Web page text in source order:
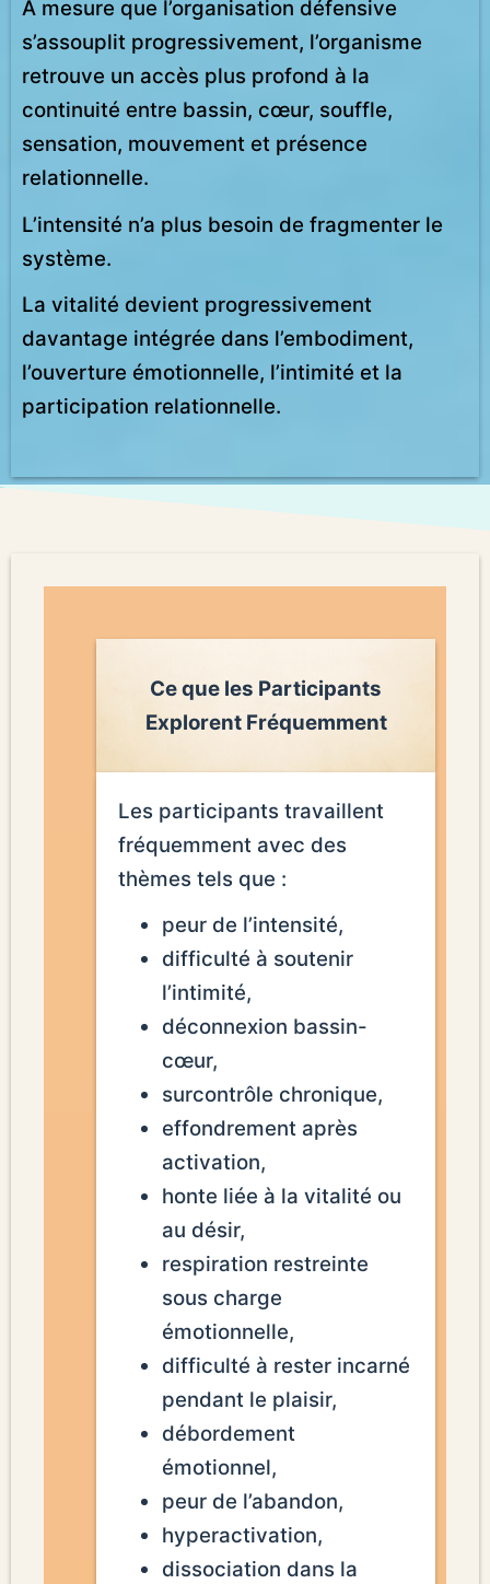
À mesure que l’organisation défensive
s’assouplit progressivement, l’organisme
retrouve un accès plus profond à la
continuité entre bassin, cœur, souffle,
sensation, mouvement et présence
relationnelle.
L’intensité n’a plus besoin de fragmenter le
système.
La vitalité devient progressivement
davantage intégrée dans l’embodiment,
l’ouverture émotionnelle, l’intimité et la
participation relationnelle.
Ce que les Participants
Explorent Fréquemment
Les participants travaillent
fréquemment avec des
thèmes tels que :
peur de l’intensité,
difficulté à soutenir
l’intimité,
déconnexion bassin-
cœur,
surcontrôle chronique,
effondrement après
activation,
honte liée à la vitalité ou
au désir,
respiration restreinte
sous charge
émotionnelle,
difficulté à rester incarné
pendant le plaisir,
débordement
émotionnel,
peur de l’abandon,
hyperactivation,
dissociation dans la